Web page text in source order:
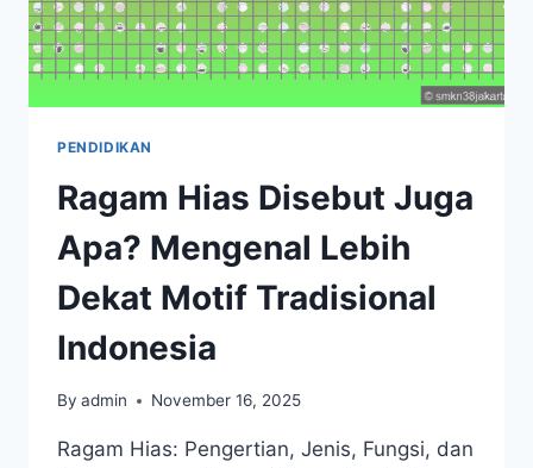
PENDIDIKAN
Ragam Hias Disebut Juga
Apa? Mengenal Lebih
Dekat Motif Tradisional
Indonesia
By admin November 16, 2025
Ragam Hias: Pengertian, Jenis, Fungsi, dan